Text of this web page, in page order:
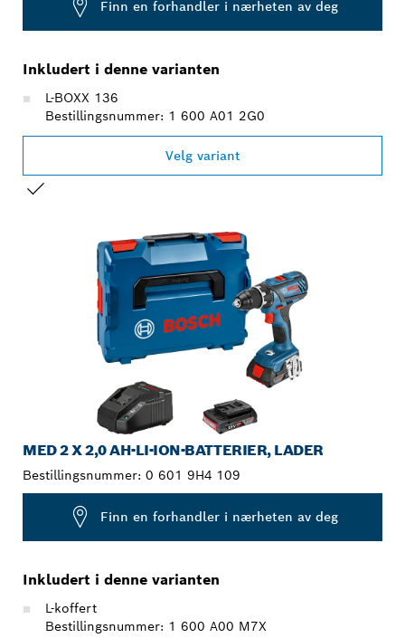
Finn en forhandler i nærheten av deg
Inkludert i denne varianten
L-BOXX 136
Bestillingsnummer: 1 600 A01 2G0
Velg variant
MED 2 X 2,0 AH-LI-ION-BATTERIER, LADER
Bestillingsnummer: 0 601 9H4 109
Finn en forhandler i nærheten av deg
Inkludert i denne varianten
L-koffert
Bestillingsnummer: 1 600 A00 M7X